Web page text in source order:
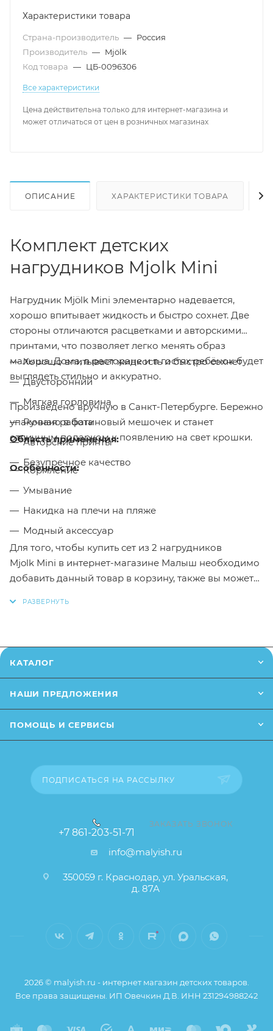
Характеристики товара
Страна-производитель — Россия
Производитель — Mjölk
Код товара — ЦБ-0096306
Все характеристики
Цена действительна только для интернет-магазина и
может отличаться от цен в розничных магазинах
ОПИСАНИЕ ХАРАКТЕРИСТИКИ ТОВАРА
Комплект детских
нагрудников Mjolk Mini
Нагрудник Mjölk Mini элементарно надевается,
хорошо впитывает жидкость и быстро сохнет. Две
стороны отличаются расцветками и авторскими
принтами, что позволяет легко менять образ
малыша. Дома, в ресторане и в гостях ребёнок будет
выглядеть стильно и аккуратно.
Произведено вручную в Санкт-Петербурге. Бережно
упаковано в фатиновый мешочек и станет
отличным подарком к появлению на свет крошки.
Особенности:
Хорошо впитывает жидкость и быстро сохнет
Двусторонний
Мягкая горловина
Ручная работа
Авторские принты
Безупречное качество
Область применения:
Кормление
Умывание
Накидка на плечи на пляже
Модный аксессуар
Для того, чтобы купить сет из 2 нагрудников
Mjolk Mini в интернет-магазине Малыш необходимо
добавить данный товар в корзину, также вы можете
сайте (например, оттенки цветов, незначительные
влияющие на основные потребительские свойства
свойства и иные существенные элементы товара и
КАТАЛОГ
НАШИ ПРЕДЛОЖЕНИЯ
ПОМОЩЬ И СЕРВИСЫ
ПОДПИСАТЬСЯ НА РАССЫЛКУ
+7 861-203-51-71
ЗАКАЗАТЬ ЗВОНОК
info@malyish.ru
350059 г. Краснодар, ул. Уральская,
д. 87А
2026 © malyish.ru - интернет магазин детских товаров.
Все права защищены. ИП Овечкин Д.В. ИНН 231294988242